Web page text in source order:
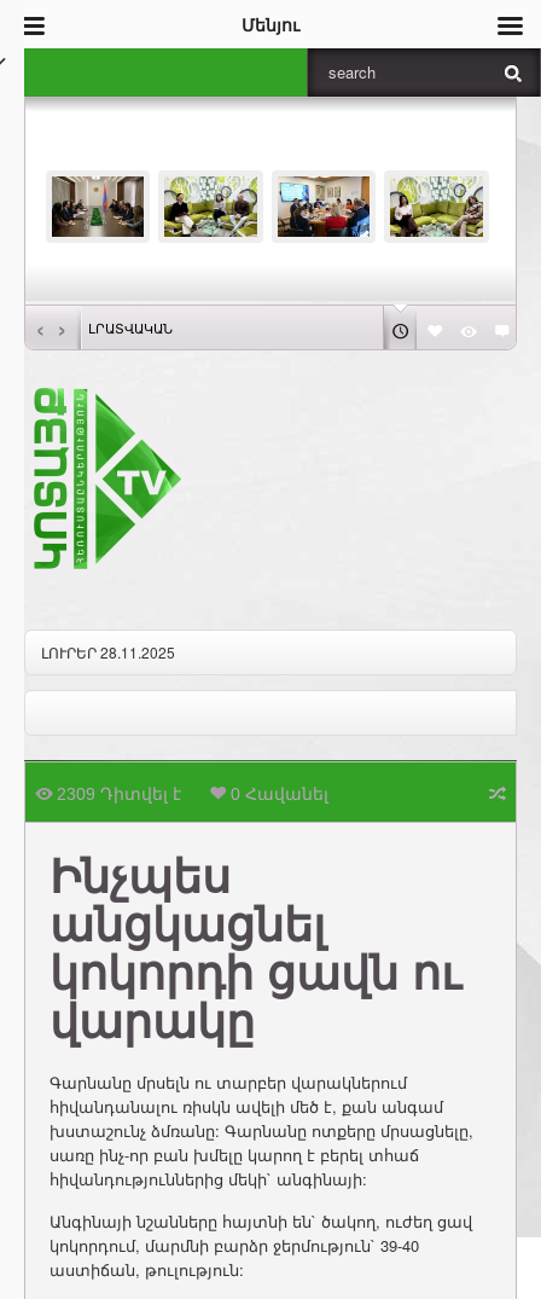
‹ › ԼՐԱՏՎԱԿԱՆ
ԼՈՒՐԵՐ 28.11.2025
2309 Դիտվել է 0 Հավանել
Ինչպես
անցկացնել
կոկորդի ցավն ու
վարակը
Գարնանը մրսելն ու տարբեր վարակներում
հիվանդանալու ռիսկն ավելի մեծ է, քան անգամ
խստաշունչ ձմռանը: Գարնանը ոտքերը մրսացնելը,
սառը ինչ-որ բան խմելը կարող է բերել տհաճ
հիվանդություններից մեկի` անգինայի:
Անգինայի նշանները հայտնի են` ծակող, ուժեղ ցավ
կոկորդում, մարմնի բարձր ջերմություն` 39-40
աստիճան, թուլություն:
Մենյու